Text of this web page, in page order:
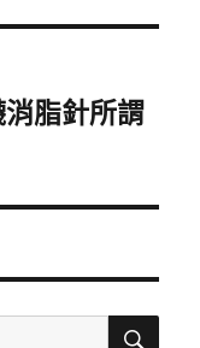
脂針所謂
搜